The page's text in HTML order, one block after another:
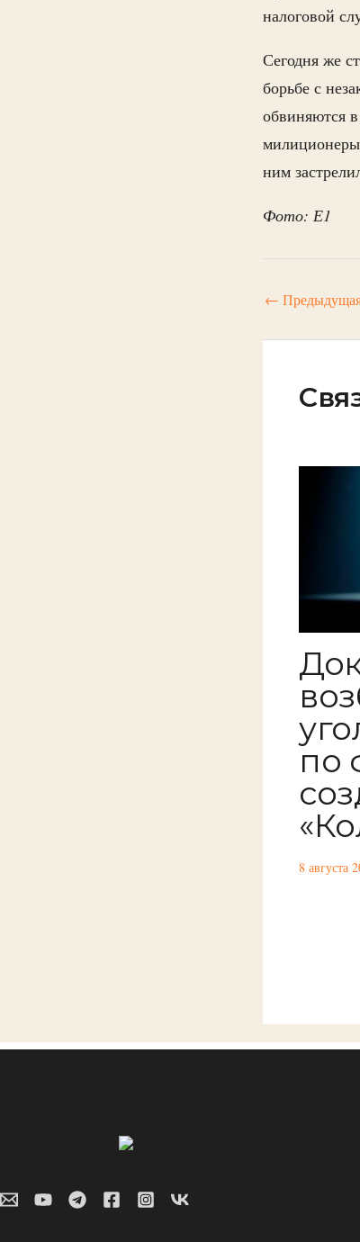
налоговой
Сегодня же
борьбе с
обвиняются
милиционеры
ним
Фото: Е1
←
по
8 августа